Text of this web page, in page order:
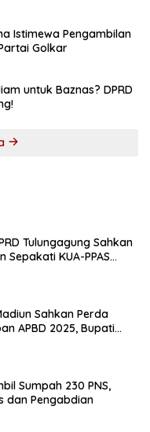
Istimewa Pengambilan
Golkar
untuk Baznas? DPRD
Tulungagung Sahkan
Sepakati KUA-PPAS
Sahkan Perda
APBD 2025, Bupati
Sumpah 230 PNS,
dan Pengabdian